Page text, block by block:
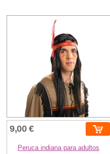
9,00 €
Peruca indiana para adultos